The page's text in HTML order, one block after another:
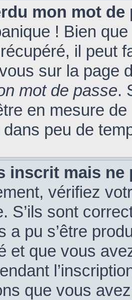
mon mot de
! Bien
il peut
sur la page
mot de passe.
en mesure
peu de
inscrit mais ne
vérifiez
S’ils sont
a pu s’être
et que vous
que vous